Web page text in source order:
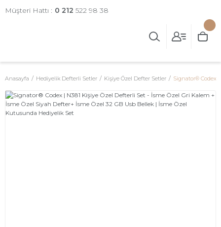
Müşteri Hattı : 0 212 522 98 38
Anasayfa Hediyelik Defterli Setler Kişiye Özel Defter Setler Signator® Codex